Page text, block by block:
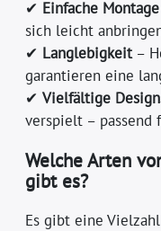
✔ Einfache Montage
sich leicht
✔ Langlebigkeit–
garantieren eine
✔Vielfältige
verspielt – passend
Welche Arten
gibt es?
Es gibt eine